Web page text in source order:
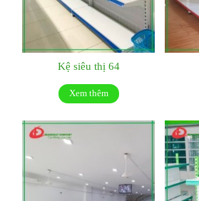
Kệ siêu thị 64
Xem thêm